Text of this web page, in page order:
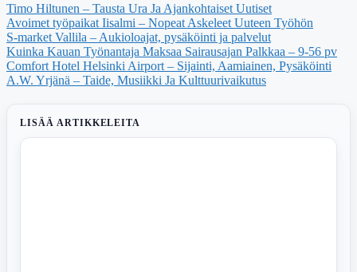
Timo Hiltunen – Tausta Ura Ja Ajankohtaiset Uutiset
Avoimet työpaikat Iisalmi – Nopeat Askeleet Uuteen Työhön
S-market Vallila – Aukioloajat, pysäköinti ja palvelut
Kuinka Kauan Työnantaja Maksaa Sairausajan Palkkaa – 9-56 pv
Comfort Hotel Helsinki Airport – Sijainti, Aamiainen, Pysäköinti
A.W. Yrjänä – Taide, Musiikki Ja Kulttuurivaikutus
LISÄÄ ARTIKKELEITA